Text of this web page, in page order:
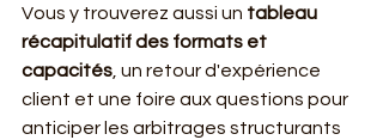
Vous y trouverez aussi un tableau
récapitulatif des formats et
capacités, un retour d'expérience
client et une foire aux questions pour
anticiper les arbitrages structurants